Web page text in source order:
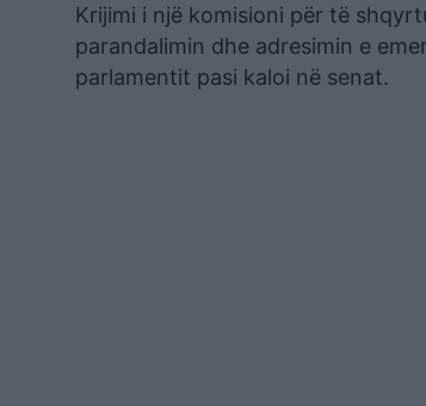
Krijimi i një komisioni për të
parandalimin dhe adresimin e
parlamentit pasi kaloi në senat.